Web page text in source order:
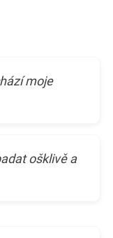
moje
ošklivě a